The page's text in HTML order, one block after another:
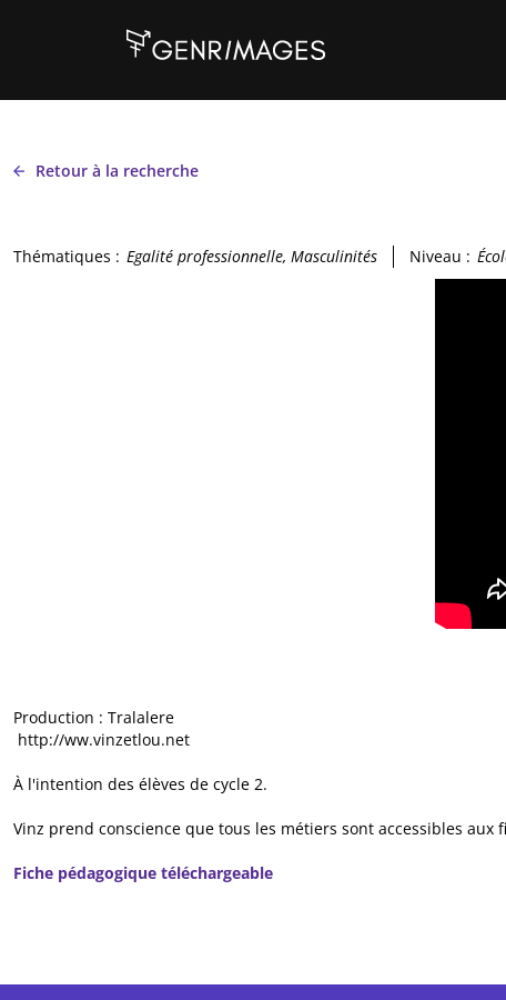
Retour à la recherche
Thématiques : Egalité professionnelle, Masculinités Niveau :
Production : Tralalere
http://ww.vinzetlou.net
À l'intention des élèves de cycle 2.
Vinz prend conscience que tous les métiers sont accessibles aux
Fiche pédagogique téléchargeable